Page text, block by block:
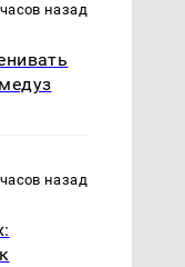
назад
назад